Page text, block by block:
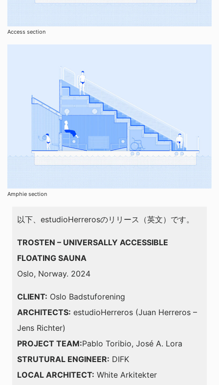
Access section
Amphie section
以下、estudioHerrerosのリリース（英文）です。
TROSTEN – UNIVERSALLY ACCESSIBLE
FLOATING SAUNA
Oslo, Norway. 2024
CLIENT: Oslo Badstuforening
ARCHITECTS: estudioHerreros (Juan Herreros –
Jens Richter)
PROJECT TEAM:Pablo Toribio, José A. Lora
STRUTURAL ENGINEER: DIFK
LOCAL ARCHITECT: White Arkitekter